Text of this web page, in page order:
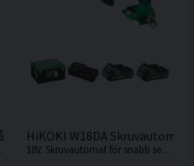
165mm 36V
och laddare.
HiKOKI W18DA Skruvautomat
18V. Skruvautomat för snabb serieskruvning från HiKOKI.